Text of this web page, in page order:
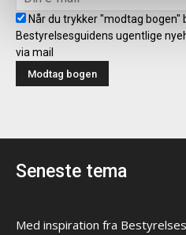
Når du trykker "modtag bogen"
Bestyrelsesguidens ugentlige
via mail
Seneste tema
Med inspiration fra